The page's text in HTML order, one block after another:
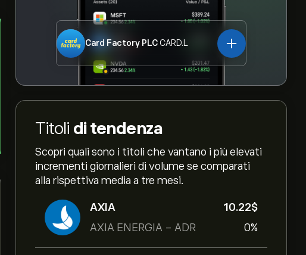
Card Factory PLCCARD.L
Titoli di tendenza
Scopri quali sono i titoli che vantano i più elevati
incrementi giornalieri di volume se comparati
alla rispettiva media a tre mesi.
AXIA
AXIA ENERGIA - ADR
10.22‎$‎
0%